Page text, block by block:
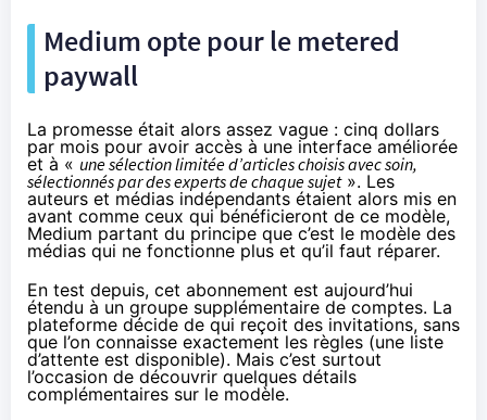
Medium opte pour le metered
paywall
La promesse était alors assez vague : cinq dollars
par mois pour avoir accès à une interface améliorée
et à « une sélection limitée d’articles choisis avec soin,
sélectionnés par des experts de chaque sujet». Les
auteurs et médias indépendants étaient alors mis en
avant comme ceux qui bénéficieront de ce modèle,
Medium partant du principe que c’est le modèle des
médias qui ne fonctionne plus et qu’il faut réparer.
En test depuis, cet abonnement est aujourd’hui
étendu à un groupe supplémentaire de comptes. La
plateforme décide de qui reçoit des invitations, sans
que l’on connaisse exactement les règles (une liste
d’attente est disponible). Mais c’est surtout
l’occasion de découvrir quelques détails
complémentaires sur le modèle.